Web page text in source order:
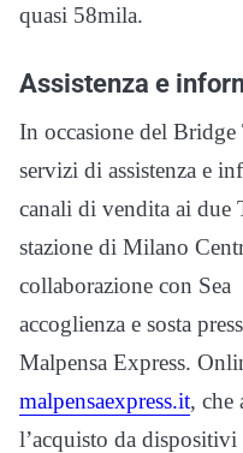
quasi 58mila.
Assistenza e
In occasione del
servizi di assistenza e
canali di vendita ai due
stazione di Milano
collaborazione con Sea
accoglienza e sosta
Malpensa Express.
malpensaexpress.it, che
l’acquisto da